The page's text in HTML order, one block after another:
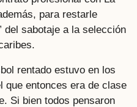
para restarle
del sabotaje a la selección
rentado estuvo en los
que entonces era de clase
Si bien todos pensaron